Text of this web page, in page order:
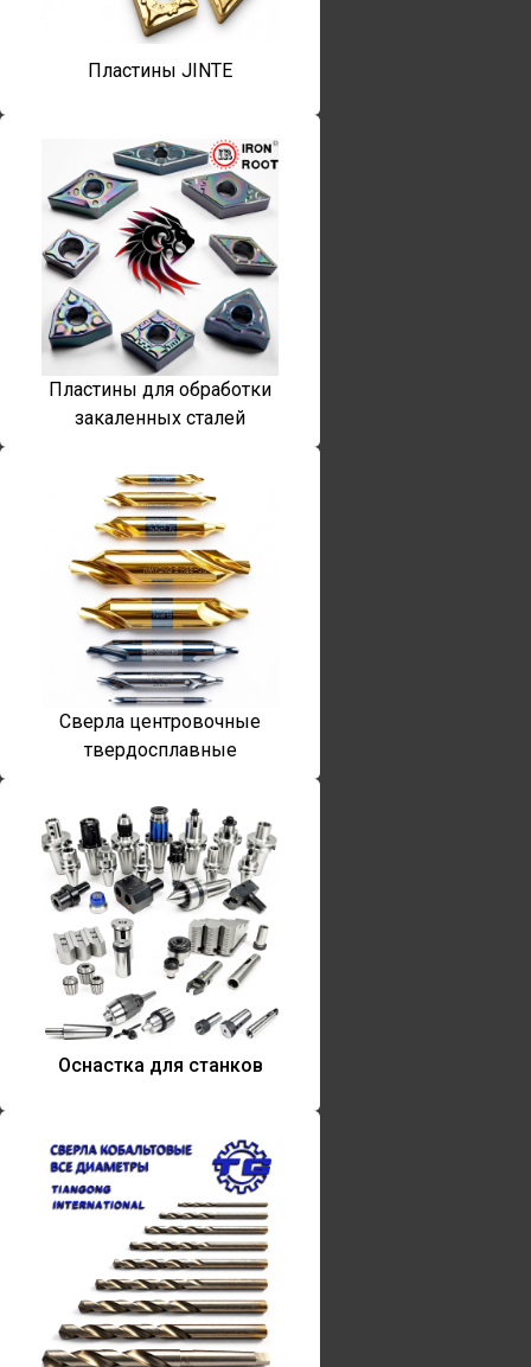
Пластины JINTE
Пластины для обработки
закаленных сталей
Сверла центровочные
твердосплавные
Оснастка для станков